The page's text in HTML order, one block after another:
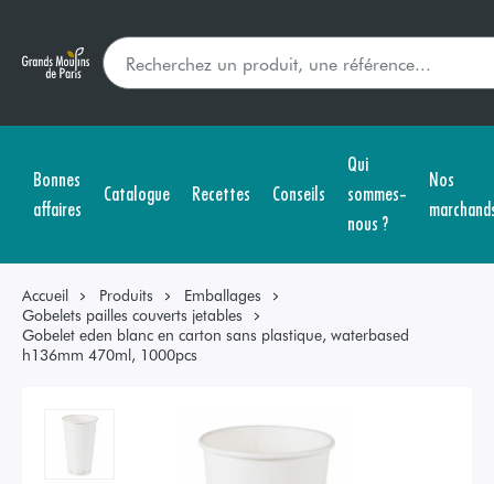
Bonnes
affaires
Catalogue Recettes Conseils
Qui
sommes-
nous ?
Nos
Accueil Produits
Emballages
Gobelets pailles couverts jetables
Gobelet eden blanc en carton sans plastique, waterbased
h136mm 470ml, 1000pcs